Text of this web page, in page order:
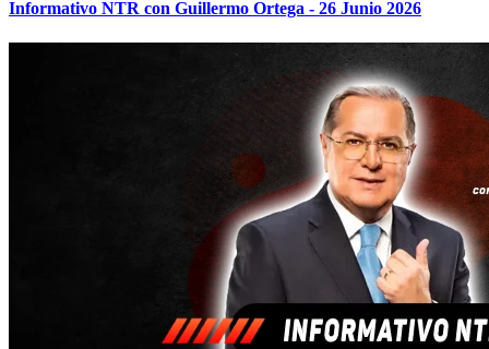
Informativo NTR con Guillermo Ortega - 26 Junio 2026